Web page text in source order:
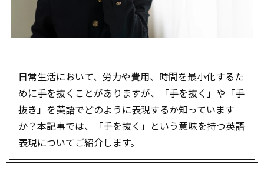
日常生活において、労力や費用、時間を最小化するた
めに手を抜くことがありますが、「手を抜く」や「手
抜き」を英語でどのように表現するか知っています
か？本記事では、「手を抜く」という意味を持つ英語
表現についてご紹介します。